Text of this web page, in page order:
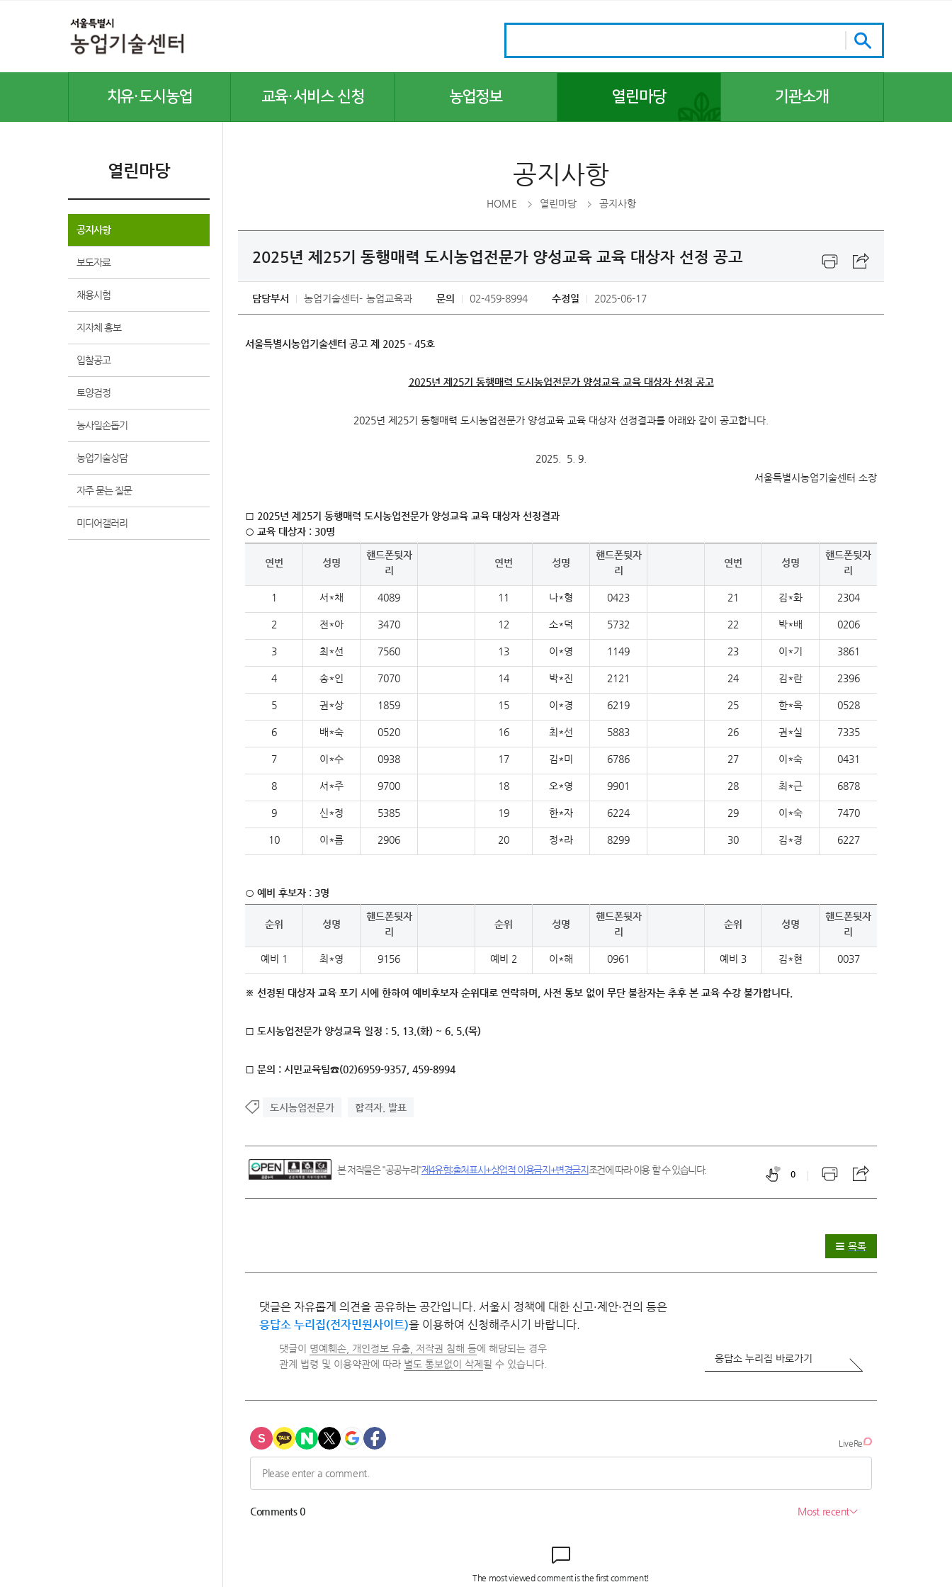
치유·도시농업
도시농업
반려식물병원
곤충산업활성화
식물공장
교육·서비스 신청 농업정보 열린마당
보도자료
채용시험
지자체 홍보
농사일손돕기
농업기술상담
자주 묻는 질문
기관소개
홍보자료
업무협약
열린마당
공지사항
보도자료
채용시험
지자체 홍보
입찰공고
토양검정
농사일손돕기
농업기술상담
자주 묻는 질문
미디어갤러리
공지사항
HOME 열린마당 공지사항
2025년 제25기 동행매력 도시농업전문가 양성교육 교육 대상자 선정 공고
담당부서 농업기술센터 농업교육과 문의 02-459-8994 수정일 2025-06-17
서울특별시농업기술센터 공고 제 2025 - 45호
2025년 제 25기 동행매력 도시농업전문가 양성교육 교육 대상자 선정 공고
2025년 제25기 동행매력 도시농업전문가 양성교육 교육 대상자 선정결과를 아래와 같이 공고합니다.
2025. 5. 9.
서울특별시농업기술센터 소장
□ 2025년 제 25기 동행매력 도시농업전문가 양성교육 교육 대상자 선정결과
○ 교육 대상자 : 30명
연번 성명
핸드폰뒷자
리
연번 성명
핸드폰뒷자
리
연번 성명
핸드폰뒷자
리
1 서*채 4089 11 나*형 0423 21 김*화 2304
2 전*아 3470 12 소*덕 5732 22 박*배 0206
3 최*선 7560 13 이*영 1149 23 이*기 3861
4 송*인 7070 14 박*진 2121 24 김*란 2396
5 권*상 1859 15 이*경 6219 25 한*옥 0528
6 배*숙 0520 16 최*선 5883 26 권*실 7335
7 이*수 0938 17 김*미 6786 27 이*숙 0431
8 서*주 9700 18 오*영 9901 28 최*근 6878
9 신*정 5385 19 한*자 6224 29 이*숙 7470
10 이*름 2906 20 정*라 8299 30 김*경 6227
○ 예비 후보자 : 3명
순위 성명
핸드폰뒷자
리
순위 성명
핸드폰뒷자
리
순위 성명
핸드폰뒷자
리
예비 1 최*영 9156 예비 2 이*해 0961 예비 3 김*현 0037
※ 선정된 대상자 교육 포기 시에 한하여 예비후보자 순위대로 연락하며 사전 통보 없이 무단 불참자는 추후 본 교육 수강 불가합니다
□ 도시농업전문가 양성교육 일정 : 5. 13.(화) ~ 6. 5.(목)
□ 문의 : 시민교육팀☎(02)6959-9357, 459-8994
도시농업전문가 합격자. 발표
0
본 저작물은 "공공누리"제4유형:출처표시+상업적 이용금지+변경금지 조건에 따라 이용 할 수 있습니다.
목록
댓글은 자유롭게 의견을 공유하는 공간입니다. 서울시 정책에 대한 신고·제안·건의 등은
응답소 누리집(전자민원사이트)을 이용하여 신청해주시기 바랍니다.
댓글이 명예훼손, 개인정보 유출, 저작권 침해 등에 해당되는 경우
관계 법령 및 이용약관에 따라 별도 통보없이 삭제 될 수 있습니다. 응답소 누리집 바로가기